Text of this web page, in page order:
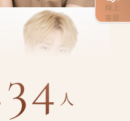
線上
客服
人